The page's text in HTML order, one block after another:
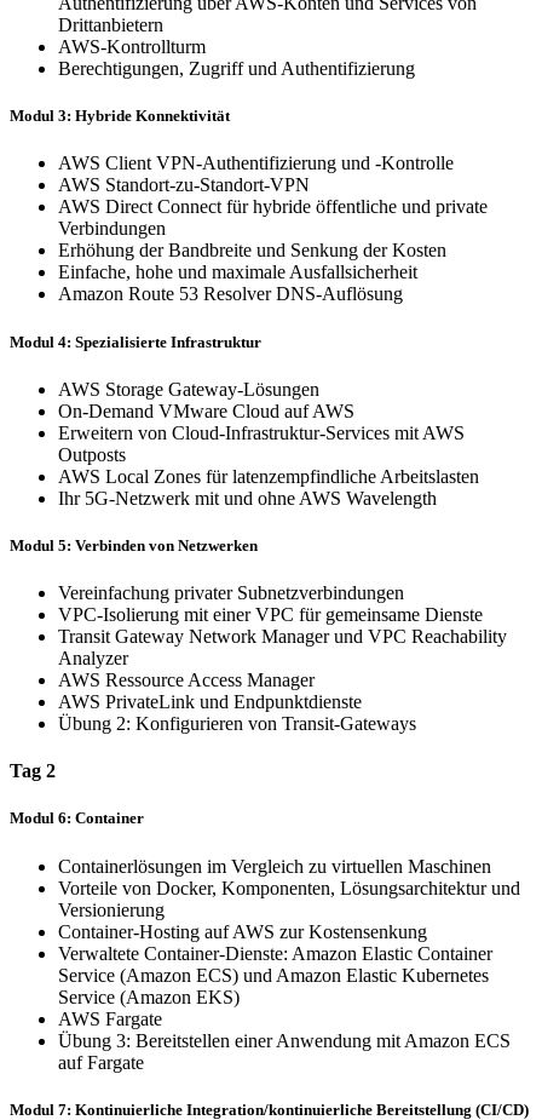
Drittanbietern
AWS-Kontrollturm
Berechtigungen, Zugriff und Authentifizierung
Modul 3: Hybride Konnektivität
AWS Client VPN-Authentifizierung und -Kontrolle
AWS Standort-zu-Standort-VPN
AWS Direct Connect für hybride öffentliche und private
Verbindungen
Erhöhung der Bandbreite und Senkung der Kosten
Einfache, hohe und maximale Ausfallsicherheit
Amazon Route 53 Resolver DNS-Auflösung
Modul 4: Spezialisierte Infrastruktur
AWS Storage Gateway-Lösungen
On-Demand VMware Cloud auf AWS
Erweitern von Cloud-Infrastruktur-Services mit AWS
Outposts
AWS Local Zones für latenzempfindliche Arbeitslasten
Ihr 5G-Netzwerk mit und ohne AWS Wavelength
Modul 5: Verbinden von Netzwerken
Vereinfachung privater Subnetzverbindungen
VPC-Isolierung mit einer VPC für gemeinsame Dienste
Transit Gateway Network Manager und VPC Reachability
Analyzer
AWS Ressource Access Manager
AWS PrivateLink und Endpunktdienste
Übung 2: Konfigurieren von Transit-Gateways
Tag 2
Modul 6: Container
Containerlösungen im Vergleich zu virtuellen Maschinen
Vorteile von Docker, Komponenten, Lösungsarchitektur und
Versionierung
Container-Hosting auf AWS zur Kostensenkung
Verwaltete Container-Dienste: Amazon Elastic Container
Service (Amazon ECS) und Amazon Elastic Kubernetes
Service (Amazon EKS)
AWS Fargate
Übung 3: Bereitstellen einer Anwendung mit Amazon ECS
auf Fargate
Modul 7: Kontinuierliche Integration/kontinuierliche Bereitstellung (CI/CD)